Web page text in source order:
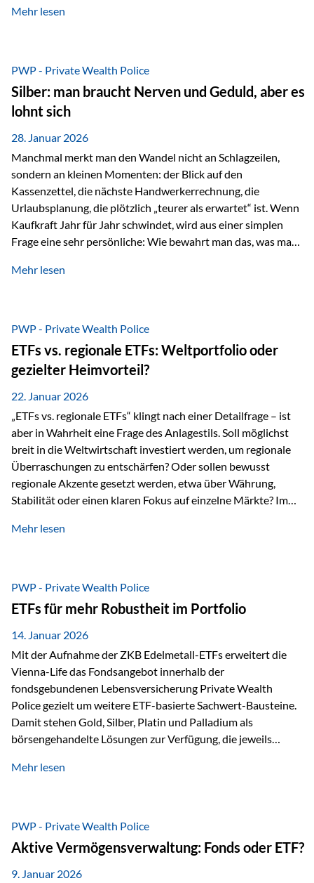
starken Anstiegen. Diese verändern jedoch nicht die
von geopolitischen Spannungen, einer stark ausgeweiteten
Geldmenge sowie strukturellen Verschiebungen an den
Kapitalmärkten geprägt ist, bleibt Gold ein bewährter Anker.
Nicht, weil…
Mehr lesen
PWP - Private Wealth Police
Silber: man braucht Nerven und Geduld, aber es
lohnt sich
28. Januar 2026
Manchmal merkt man den Wandel nicht an Schlagzeilen,
sondern an kleinen Momenten: der Blick auf den
Kassenzettel, die nächste Handwerkerrechnung, die
Urlaubsplanung, die plötzlich „teurer als erwartet“ ist. Wenn
Kaufkraft Jahr für Jahr schwindet, wird aus einer simplen
Frage eine sehr persönliche: Wie bewahrt man das, was man
Sachwerten mit einer Investition in Sachwerte zu
gerade dann, wenn Märkte nervös werden,…
Mehr lesen
PWP - Private Wealth Police
ETFs vs. regionale ETFs: Weltportfolio oder
gezielter Heimvorteil?
22. Januar 2026
„ETFs vs. regionale ETFs“ klingt nach einer Detailfrage – ist
aber in Wahrheit eine Frage des Anlagestils. Soll möglichst
breit in die Weltwirtschaft investiert werden, um regionale
Überraschungen zu entschärfen? Oder sollen bewusst
regionale Akzente gesetzt werden, etwa über Währung,
Stabilität oder einen klaren Fokus auf einzelne Märkte? Im
Wealth Police der Vienna-Life lassen sich beide Ansätze
Risikostreuung, Inflationsrobustheit und Stabilisierung. 1)
Die Philosophiefrage: breit oder bewusst? Global investieren
bedeutet: Das Portfolio bildet die Weltmärkte möglichst
breit ab, ohne die…
Mehr lesen
PWP - Private Wealth Police
ETFs für mehr Robustheit im Portfolio
14. Januar 2026
Mit der Aufnahme der ZKB Edelmetall-ETFs erweitert die
Vienna-Life das Fondsangebot innerhalb der
fondsgebundenen Lebensversicherung Private Wealth
Police gezielt um weitere ETF-basierte Sachwert-Bausteine.
Damit stehen Gold, Silber, Platin und Palladium als
börsengehandelte Lösungen zur Verfügung, die jeweils
dabei nicht auf einzelnen Marktmeinungen, sondern auf
Inflationsrobustheit und Stabilisierung – eingebettet in eine
liechtensteinische Versicherungsstruktur. Die
Sicherheitsarchitektur: Liechtenstein als Strukturprinzip Die
Private Wealth Police positioniert sich mit einer dreistufigen
Mehr lesen
PWP - Private Wealth Police
Aktive Vermögensverwaltung: Fonds oder ETF?
9. Januar 2026